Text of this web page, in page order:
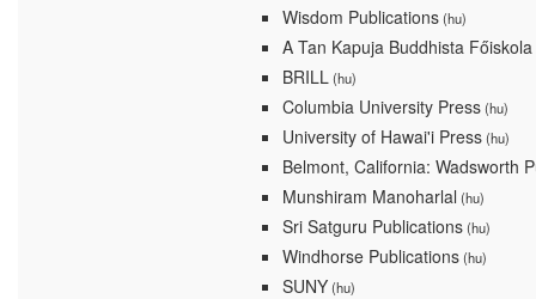
Wisdom Publications(hu)
A Tan Kapuja Buddhista Főiskola
BRILL(hu)
Columbia University Press(hu)
University of Hawai'i Press(hu)
Belmont, California: Wadsworth
Munshiram Manoharlal (hu)
Sri Satguru Publications(hu)
Windhorse Publications(hu)
SUNY(hu)